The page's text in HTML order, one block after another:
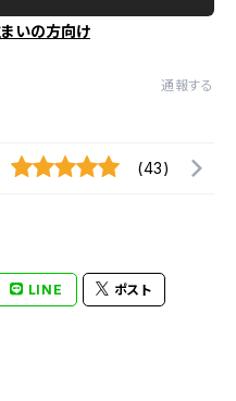
いの方向け
通報する
(43)
LINE ポスト